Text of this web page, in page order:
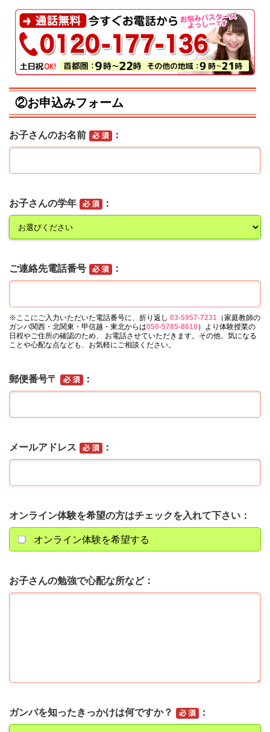
②お申込みフォーム
お子さんのお名前
お子さんの学年
ご連絡先電話番号
※ここにご入力いただいた電話番号に、折り返し 03-5957-7231 （家庭教師の
ガンバ関西・北関東・甲信越・東北からは050-5785-8610）より体験授業の
日程やご住所の確認のため、 お電話させていただきます。その他、気になる
ことや心配な点なども、お気軽にご相談ください。
郵便番号〒
メールアドレス
オンライン体験を希望の方はチェックを入れて下さい
オンライン体験を希望する
お子さんの勉強で心配な所など
ガンバを知ったきっかけは何ですか？